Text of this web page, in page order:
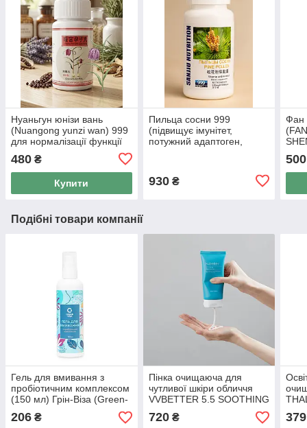
Нуаньгун юнізи вань
(Nuangong yunzi wan) 999
для нормалізації функції
480 ₴
Купити
Пильца сосни 999
(підвищує імунітет,
потужний адаптоген,
930₴
Фан
500
Подібні товари компанії
Гель для вмивання з
пробіотичним комплексом
(150 мл) Грін-Віза (Green-
Visa)
206 ₴
Пінка очищаюча для
чутливої шкіри обличчя
VVBETTER 5.5 SOOTHING
CLEANSING FOAМ, 120
мл
720₴ 379